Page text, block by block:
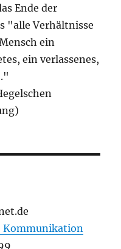
Ende der
"alle Verhältnisse
ein
ein verlassenes,
Kommunikation